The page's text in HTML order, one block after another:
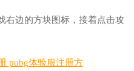
右边的方块图标，接着点击攻